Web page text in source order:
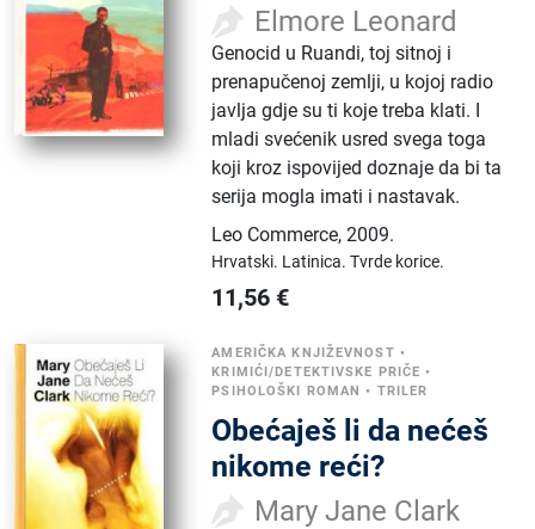
Elmore Leonard
Genocid u Ruandi, toj sitnoj i
prenapučenoj zemlji, u kojoj radio
javlja gdje su ti koje treba klati. I
mladi svećenik usred svega toga
koji kroz ispovijed doznaje da bi ta
serija mogla imati i nastavak.
Leo Commerce,2009.
Hrvatski. Latinica.Tvrde korice.
11,56 €
AMERIČKA KNJIŽEVNOST •
KRIMIĆI/DETEKTIVSKE PRIČE •
PSIHOLOŠKI ROMAN • TRILER
Obećaješ li da nećeš
nikome reći?
Mary Jane Clark